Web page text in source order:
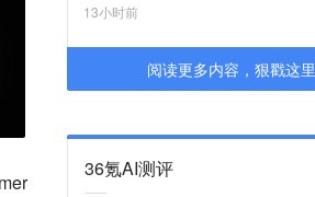
13小时前
阅读更多内容，狠戳这里
36氪AI测评